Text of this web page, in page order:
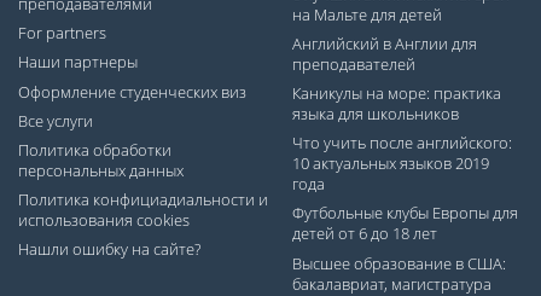
преподавателями
For partners
Наши партнеры
Оформление студенческих виз
Все услуги
Политика обработки
персональных данных
Политика конфициадиальности и
использования cookies
Нашли ошибку на сайте?
на Мальте для детей
Английский в Англии для
преподавателей
Каникулы на море: практика
языка для школьников
Что учить после английского:
10 актуальных языков 2019
года
Футбольные клубы Европы для
детей от 6 до 18 лет
Высшее образование в США:
бакалавриат, магистратура